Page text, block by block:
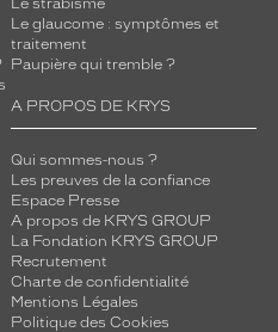
Le strabisme
Le glaucome : symptômes et
traitement
Paupière qui tremble ?
A PROPOS DE KRYS
Qui sommes-nous ?
Les preuves de la confiance
Espace Presse
A propos de KRYS GROUP
La Fondation KRYS GROUP
Recrutement
Charte de confidentialité
Mentions Légales
Politique des Cookies